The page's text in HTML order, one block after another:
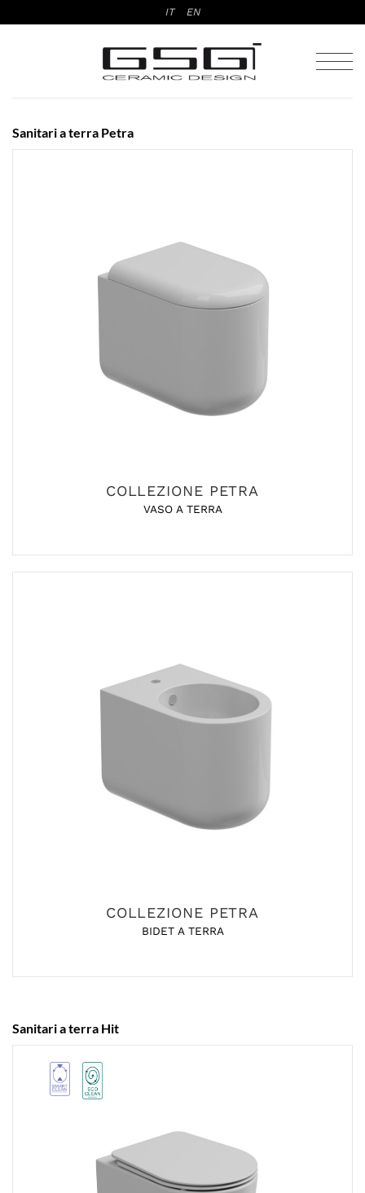
ai
IT EN
Sanitari a terra Petra
COLLEZIONE PETRA
VASO A TERRA
COLLEZIONE PETRA
BIDET A TERRA
Sanitari a terra Hit